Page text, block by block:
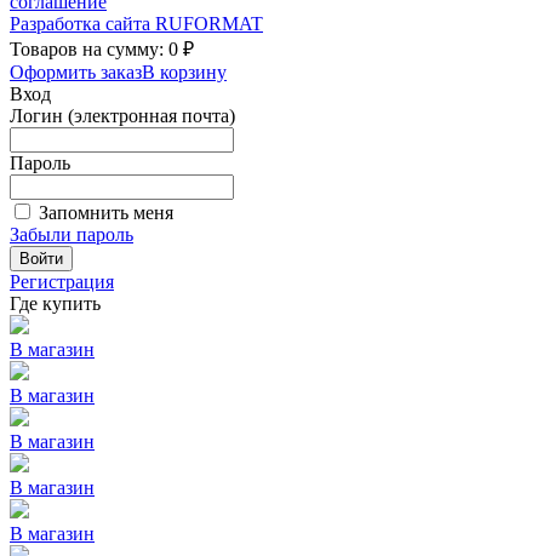
Разработка сайта RUFORMAT
Товаров на сумму: 0 ₽
Оформить заказВ корзину
Вход
Логин (электронная почта)
Пароль
Запомнить меня
Забыли пароль
Войти
Регистрация
Где купить
В магазин
В магазин
В магазин
В магазин
В магазин